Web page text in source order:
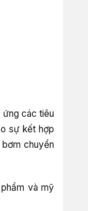
ứng các tiêu
sự kết hợp
chuyển
và mỹ